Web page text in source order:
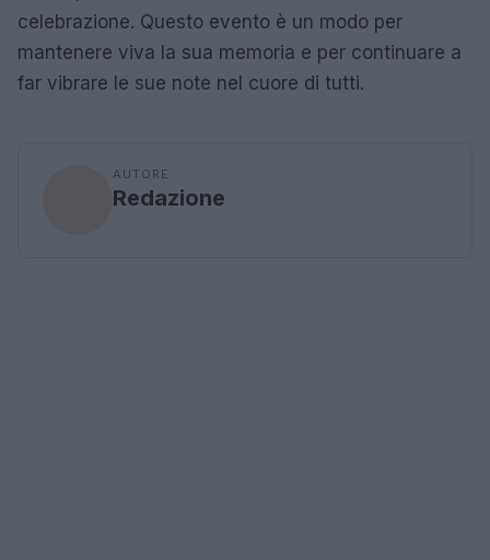
celebrazione. Questo evento è un modo per
mantenere viva la sua memoria e per continuare a
far vibrare le sue note nel cuore di tutti.
AUTORE
Redazione